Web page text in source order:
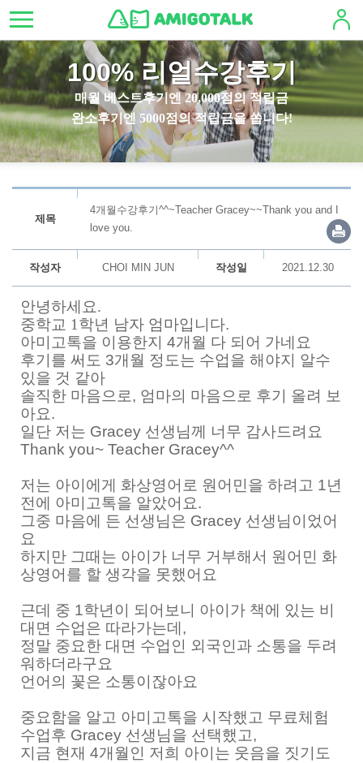
100% 리얼수강후기
매월 베스트후기엔 20,000점의 적립금
완소후기엔 5000점의 적립금을 쏩니다!
제목
4개월수강후기^^~Teacher Gracey~~Thank you and I
love you.
작성자 CHOI MIN JUN 작성일 2021.12.30
안녕하세요.
중학교 1학년 남자 엄마입니 다.
아미고톡을 이용한지 4개월 다 되어 가네요
후기를 써도 3개월 정도는 수업을 해야지 알수
있을 것 같아
솔직한 마음으로, 엄마의 마음으로 후기 올려 보
아요.
일단 저는 Gracey 선생님께 너무 감사드려요
Thank you~ Teacher Gracey^^
저는 아이에게 화상영어로 원어민을 하려고 1년
전에 아미고톡을 알았어요.
그중 마음에 든 선생님은 Gracey 선생님이었어
요
하지만 그때는 아이가 너무 거부해서 원어민 화
상영어를 할 생각을 못했어요
근데 중 1학년이 되어보니 아이가 책에 있는 비
대면 수업은 따라가는데,
정말 중요한 대면 수업인 외국인과 소통을 두려
워하더라구요
언어의 꽃은 소통이잖아요
중요함을 알고 아미고톡을 시작했고 무료체험
수업후 Gracey 선생님을 선택했고,
지금 현재 4개월인 저희 아이는 웃음을 짓기도